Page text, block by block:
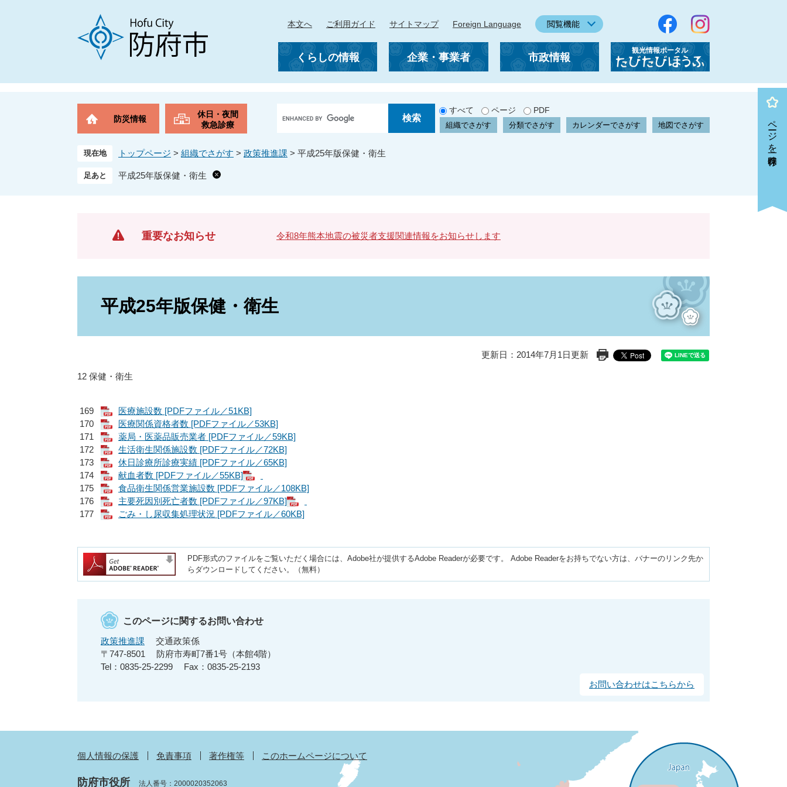
で
ば
本文へ ご利用ガイド サイトマップ Foreign Language 閲覧機能
くらしの情報 企業・事業者 市政情報
観光情報ポータル
「たびたびほうふ」
防災情報
休日・夜間
救急診療
g
l
検
すべて ページ PDF
組織でさがす 分類でさがす カレンダーでさがす 地図でさがす
現在地 トップページ > 組織でさがす > 政策推進課 > 平成25年版保健・衛生
平成25年版保健・衛生
重要なお知らせ 令和8年熊本地震の被災者支援関連情報をお知らせします
平成25年版保健・衛生
更新日：2014年7月1日更新 印刷ページ表示
12 保健・衛生
169
医療施設数 [PDFファイル／51KB]
170
医療関係資格者数 [PDFファイル／53KB]
171
薬局・医薬品販売業者 [PDFファイル／59KB]
172
生活衛生関係施設数 [PDFファイル／72KB]
173
休日診療所診療実績 [PDFファイル／65KB]
174
献血者数 [PDFファイル／55KB]
175
食品衛生関係営業施設数 [PDFファイル／108KB]
176
主要死因別死亡者数 [PDFファイル／97KB]
177
ごみ・し尿収集処理状況 [PDFファイル／60KB]
PDF形式のファイルをご覧いただく場合には、Adobe社が提供するAdobe Readerが必要です。
Adobe Readerをお持ちでない方は、バナーのリンク先か
らダウンロードしてください。（無料）
このページに関するお問い合わせ
政策推進課
交通政策係
〒747-8501
防府市寿町7番1号（本館4階）
Tel：0835-25-2299
Fax：0835-25-2193
お問い合わせはこちらから
個人情報の保護 免責事項 著作権等 このホームページについて
防府市役所 法人番号：2000020352063
ページを一時保存